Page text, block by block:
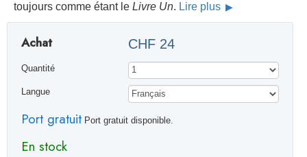
toujours comme étant le Livre Un. Lire plus
Achat CHF 24
Quantité
Langue
Port gratuitPort gratuit disponible.
En stock